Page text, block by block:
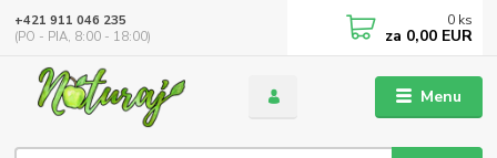
Menu
+421 911 046 235
(PO - PIA, 8:00 - 18:00)
0 ks
za 0,00 EUR